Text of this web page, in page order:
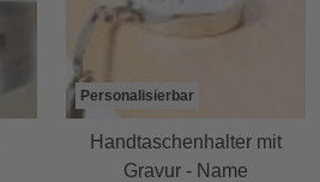
Personalisierbar
Handtaschenhalter mit
Gravur - Name